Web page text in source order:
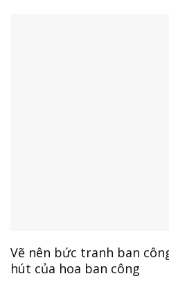
Vẽ nên bức tranh ban
hút của hoa ban công